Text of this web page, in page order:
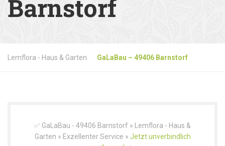
Barnstorf
Lemflora - Haus & Garten GaLaBau – 49406 Barnstorf
✅ GaLaBau - 49406 Barnstorf » Lemflora - Haus &
Garten » Exzellenter Service » Jetzt unverbindlich